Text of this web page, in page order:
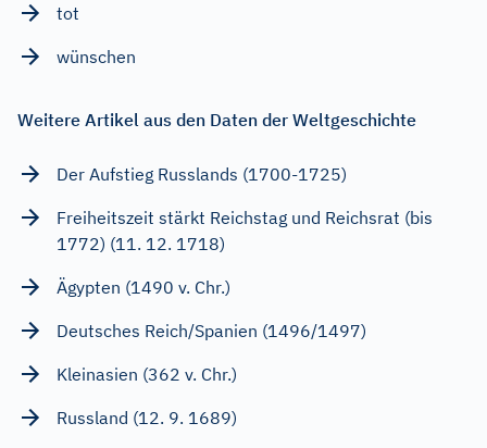
tot
wünschen
Weitere Artikel aus den Daten der Weltgeschichte
Der Aufstieg Russlands (1700-1725)
Freiheitszeit stärkt Reichstag und Reichsrat (bis
1772) (11. 12. 1718)
Ägypten (1490 v. Chr.)
Deutsches Reich/Spanien (1496/1497)
Kleinasien (362 v. Chr.)
Russland (12. 9. 1689)